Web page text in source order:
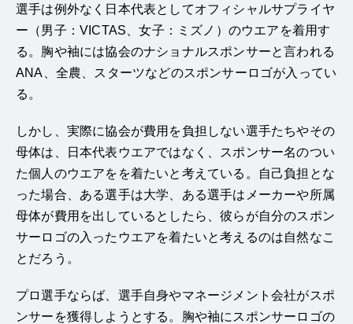
選手は例外なく日本代表としてオフィシャルサプライヤ
ー（男子：VICTAS、女子：ミズノ）のウエアを着用す
る。胸や袖には協会のナショナルスポンサーと言われる
ANA、全農、スターツなどのスポンサーロゴが入ってい
る。
しかし、実際に協会が費用を負担しない選手たちやその
母体は、日本代表ウエアではなく、スポンサー名のつい
た個人のウエアをを着たいと考えている。自己負担とな
った場合、ある選手は大学、ある選手はメーカーや所属
母体が費用を出しているとしたら、彼らが自分のスポン
サーロゴの入ったウエアを着たいと考えるのは自然なこ
とだろう。
プロ選手ならば、選手自身やマネージメント会社がスポ
ンサーを獲得しようとする。胸や袖にスポンサーロゴの